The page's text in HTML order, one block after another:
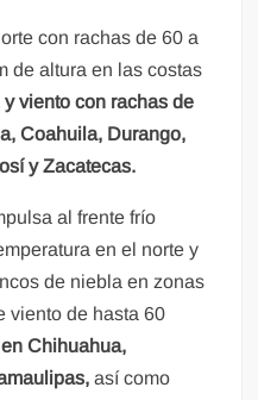
con rachas de 60 a
de altura en las costas
viento con rachas de
Coahuila, Durango,
y Zacatecas.
al frente frío
en el norte y
de niebla en zonas
viento de hasta 60
en Chihuahua,
así como